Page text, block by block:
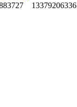
13379206336